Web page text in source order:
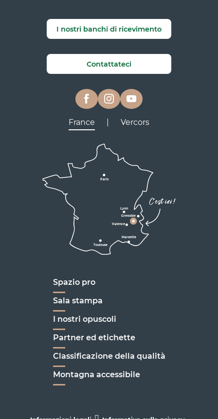
I nostri banchi di ricevimento
Contattateci
France Vercors
C'est ici !
Paris
Toulouse
Marseille
Lyon
Valence
Grenoble
D1075
D531
Valence
Lyon
Marseille
Spazio pro
Sala stampa
I nostri opuscoli
Partner ed etichette
Classificazione della qualità
Montagna accessibile